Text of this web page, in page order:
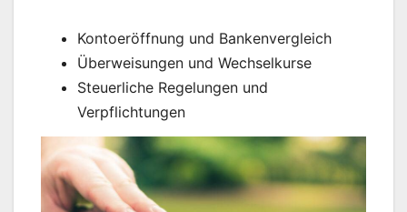
Kontoeröffnung und Bankenvergleich
Überweisungen und Wechselkurse
Steuerliche Regelungen und
Verpflichtungen